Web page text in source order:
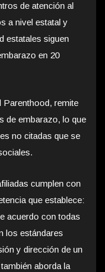
de atención al
a nivel estatal y
estatales siguen
en 20
Parenthood, remite
de embarazo, lo que
no citadas que se
cumplen con
que establece:
acuerdo con todas
los estándares
y dirección de un
aborda la